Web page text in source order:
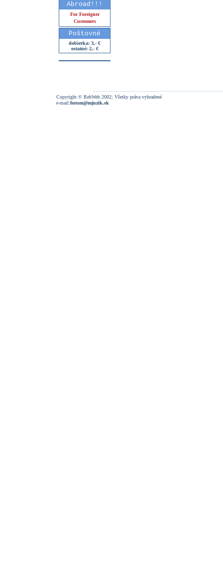
Abroad!!!
For Foreigner
Customers
Poštovné
dobierka: 3,- €
ostatné: 2,- €
Copyright © RebWeb 2002; Všetky práva vyhradené
e-mail:forum@mjuzik.sk